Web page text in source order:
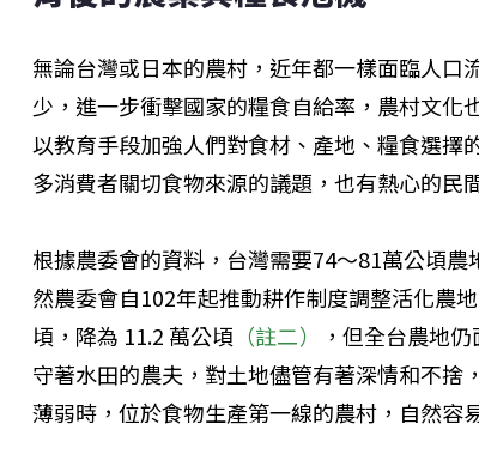
無論台灣或日本的農村，近年都一樣面臨人
少，進一步衝擊國家的糧食自給率，農村文
以教育手段加強人們對食材、產地、糧食選
多消費者關切食物來源的議題，也有熱心的民
根據農委會的資料，台灣需要74～81萬公頃
然農委會自102年起推動耕作制度調整活化農
頃，降為 11.2 萬公頃 （註二）
，但全台農地
守著水田的農夫，對土地儘管有著深情和不
薄弱時，位於食物生產第一線的農村，自然容